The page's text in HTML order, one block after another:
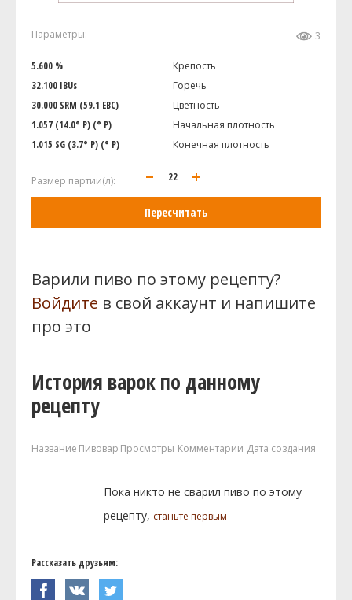
Параметры: 3
5.600 %
Крепость
32.100 IBUs
Горечь
30.000 SRM (59.1 EBC)
Цветность
1.057 (14.0° P) (° P)
Начальная плотность
1.015 SG (3.7° P) (° P)
Конечная плотность
Размер партии(л):
Пересчитать
Варили пиво по этому рецепту?
Войдите в свой аккаунт и напишите
про это
История варок по данному
рецепту
Название Пивовар Просмотры Комментарии Дата создания
Пока никто не сварил пиво по этому
рецепту, станьте первым
Рассказать друзьям: